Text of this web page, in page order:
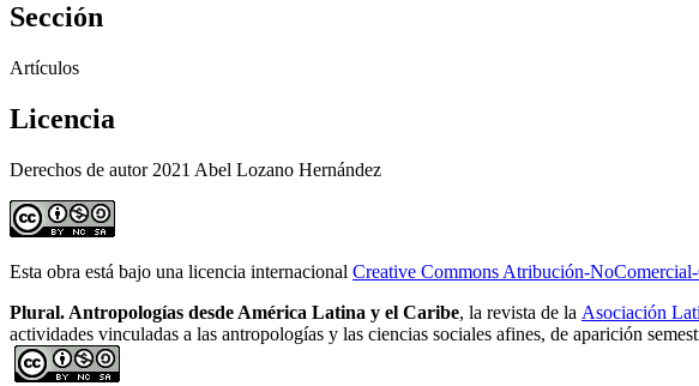
Sección
Artículos
Licencia
Derechos de autor 2021 Abel Lozano Hernández
Esta obra está bajo una licencia internacional Creative Commons Atribución-
Plural. Antropologías desde América Latina y el Caribe, la revista de la Asociación
actividades vinculadas a las antropologías y las ciencias sociales afines, de aparición